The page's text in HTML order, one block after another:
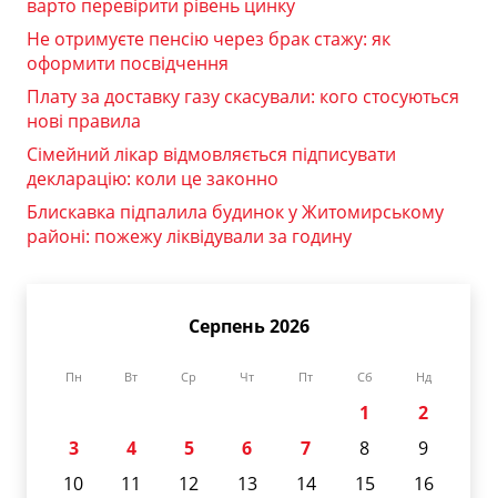
варто перевірити рівень цинку
Не отримуєте пенсію через брак стажу: як
оформити посвідчення
Плату за доставку газу скасували: кого стосуються
нові правила
Сімейний лікар відмовляється підписувати
декларацію: коли це законно
Блискавка підпалила будинок у Житомирському
районі: пожежу ліквідували за годину
Серпень 2026
Пн Вт Ср Чт Пт Сб Нд
1
2
3
4 5 6 7 8
9
10
11 12 13 14 15
16